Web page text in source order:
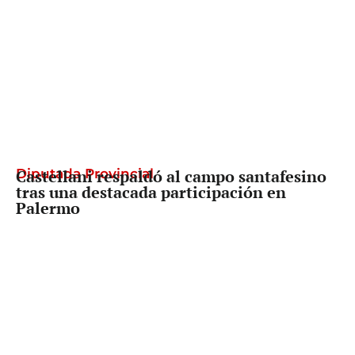
Diputada Provincial
Castellani respaldó al campo santafesino
tras una destacada participación en
Palermo